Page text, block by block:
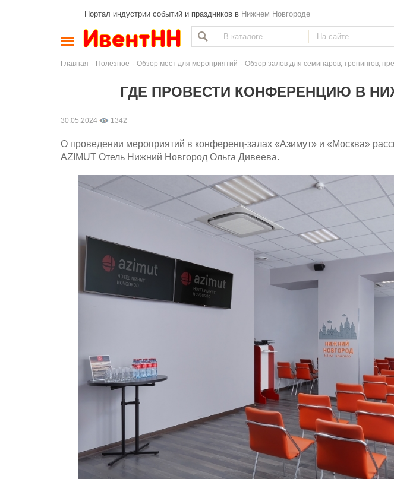
Портал индустрии событий и праздников в Нижнем Новгороде
Главная - Полезное - Обзор мест для мероприятий - Обзор залов для семинаров, тренингов,
ГДЕ ПРОВЕСТИ КОНФЕРЕНЦИЮ В
30.05.2024 1342
О проведении мероприятий в конференц-залах «Азимут» и «Москва»
AZIMUT Отель Нижний Новгород Ольга Дивеева.